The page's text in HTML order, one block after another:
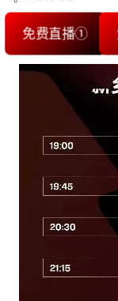
免费直播①